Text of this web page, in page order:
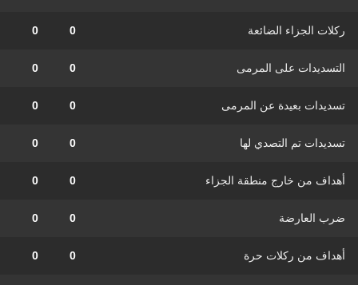
ركلات الجزاء الضائعة 0
0
التسديدات على المرمى 0
0
تسديدات بعيدة عن المرمى 0
0
تسديدات تم التصدي لها 0
0
أهداف من خارج منطقة الجزاء 0
0
ضرب العارضة 0
0
أهداف من ركلات حرة 0
0